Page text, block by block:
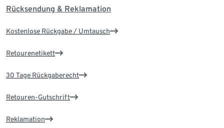
Rücksendung & Reklamation
Kostenlose Rückgabe / Umtausch
Retourenetikett
30 Tage Rückgaberecht
Retouren-Gutschrift
Reklamation